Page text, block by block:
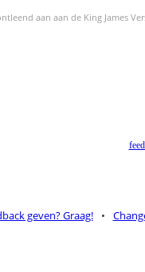
aan aan de King James
geven? Graag! •